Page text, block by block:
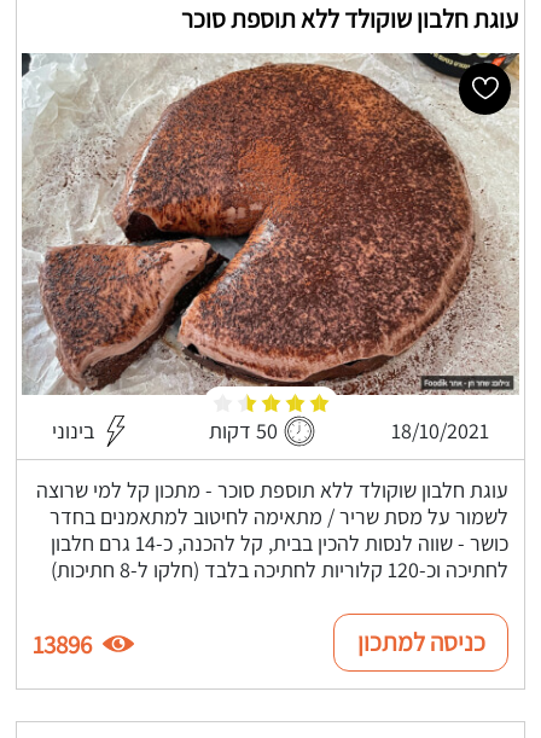
עוגת חלבון שוקולד ללא תוספת סוכר
18/10/2021 50 דקות בינוני
עוגת חלבון שוקולד ללא תוספת סוכר - מתכון קל למי שרוצה
לשמור על מסת שריר / מתאימה לחיטוב למתאמנים בחדר
כושר - שווה לנסות להכין בבית, קל להכנה, כ-14 גרם חלבון
לחתיכה וכ-120 קלוריות לחתיכה בלבד (חלקו ל-8 חתיכות)
כניסה למתכון 13896